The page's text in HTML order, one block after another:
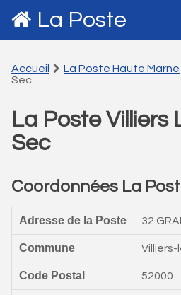
La Poste
Accueil La Poste Haute Marne
Sec
La Poste Villiers
Sec
Coordonnées La
Adresse de la Poste 32
Commune
Code Postal 52000